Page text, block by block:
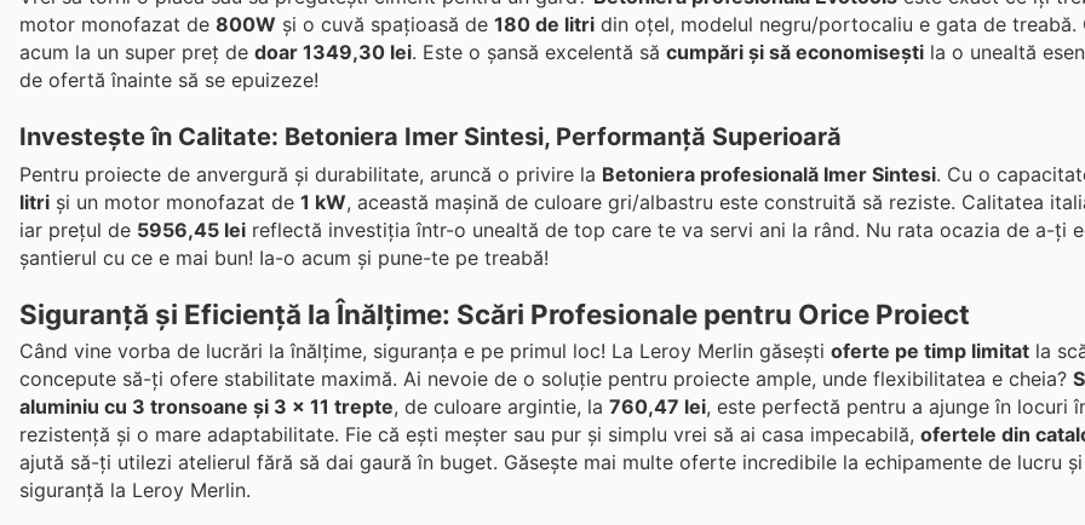
motor monofazat de 800W și o cuvă spațioasă de 180 de litri din oțel, modelul negru/portocaliu e gata de treabă.
acum la un super preț de doar 1349,30 lei. Este o șansă excelentă să cumpări și să economisești la o unealtă
de ofertă înainte să se epuizeze!
Investește în Calitate: Betoniera Imer Sintesi, Performanță Superioară
Pentru proiecte de anvergură și durabilitate, aruncă o privire la Betoniera profesională Imer Sintesi. Cu o
litri și un motor monofazat de 1 kW, această mașină de culoare gri/albastru este construită să reziste. Calitatea
iar prețul de 5956,45 lei reflectă investiția într-o unealtă de top care te va servi ani la rând. Nu rata ocazia de a-ți
șantierul cu ce e mai bun! Ia-o acum și pune-te pe treabă!
Siguranță și Eficiență la Înălțime: Scări Profesionale pentru Orice Proiect
Când vine vorba de lucrări la înălțime, siguranța e pe primul loc! La Leroy Merlin găsești oferte pe timp limitat la
concepute să-ți ofere stabilitate maximă. Ai nevoie de o soluție pentru proiecte ample, unde flexibilitatea e cheia?
aluminiu cu 3 tronsoane și 3 x 11 trepte, de culoare argintie, la 760,47 lei, este perfectă pentru a ajunge în locuri
rezistență și o mare adaptabilitate. Fie că ești meșter sau pur și simplu vrei să ai casa impecabilă, ofertele din
ajută să-ți utilezi atelierul fără să dai gaură în buget. Găsește mai multe oferte incredibile la echipamente de lucru
siguranță la Leroy Merlin.